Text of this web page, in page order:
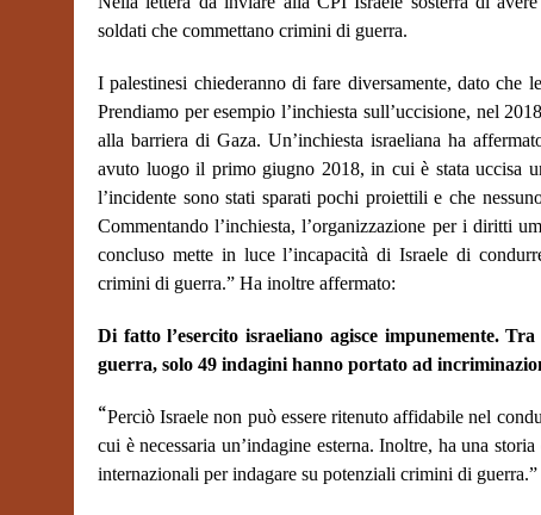
soldati che commettano crimini di guerra.
I palestinesi chiederanno di fare diversamente, dato
Prendiamo per esempio l’inchiesta sull’uccisione, nel
alla barriera di Gaza. Un’inchiesta israeliana ha
avuto luogo il primo giugno 2018, in cui è stata uccisa
l’incidente sono stati sparati pochi proiettili e che
Commentando l’inchiesta, l’organizzazione per i diritti
concluso mette in luce l’incapacità di Israele di
crimini di guerra.” Ha inoltre affermato:
Di fatto l’esercito israeliano agisce impunemente.
guerra, solo 49 indagini hanno portato ad
“Perciò Israele non può essere ritenuto affidabile nel
cui è necessaria un’indagine esterna. Inoltre, ha una
internazionali per indagare su potenziali crimini di guerra.”